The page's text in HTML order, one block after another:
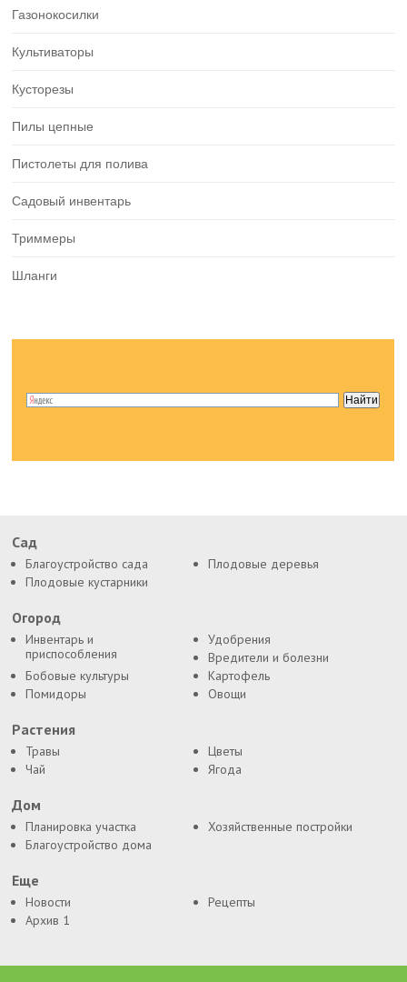
Газонокосилки
Культиваторы
Кусторезы
Пилы цепные
Пистолеты для полива
Садовый инвентарь
Триммеры
Шланги
Сад
Благоустройство сада
Плодовые деревья
Плодовые кустарники
Огород
Инвентарь и
приспособления
Удобрения
Вредители и болезни
Бобовые культуры
Картофель
Помидоры
Овощи
Растения
Травы
Цветы
Чай
Ягода
Дом
Планировка участка
Хозяйственные постройки
Благоустройство дома
Еще
Новости
Рецепты
Архив 1